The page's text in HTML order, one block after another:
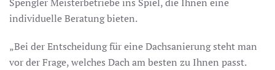
individuelle Beratung bieten.
„Bei der Entscheidung für eine Dachsanierung steht man
vor der Frage, welches Dach am besten zu Ihnen passt.